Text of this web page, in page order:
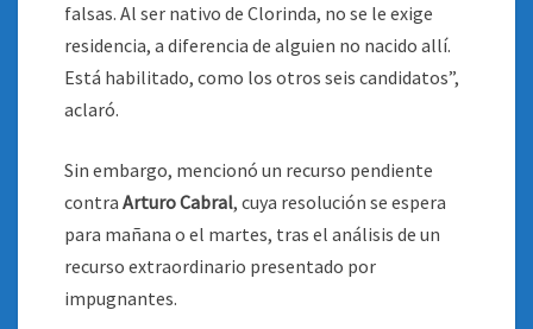
falsas. Al ser nativo de Clorinda, no se le exige
residencia, a diferencia de alguien no nacido allí.
Está habilitado, como los otros seis candidatos”,
aclaró.
Sin embargo, mencionó un recurso pendiente
contra Arturo Cabral, cuya resolución se espera
para mañana o el martes, tras el análisis de un
recurso extraordinario presentado por
impugnantes.